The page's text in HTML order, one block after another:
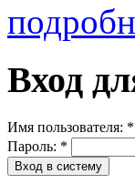
Вход
Имя пользователя: *
Пароль: *